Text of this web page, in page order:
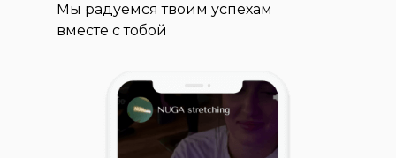
Мы радуемся твоим успехам
вместе с тобой